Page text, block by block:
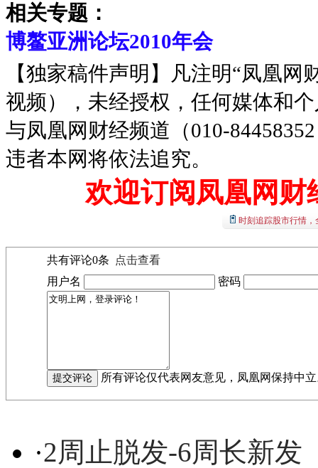
相关专题：
博鳌亚洲论坛2010年会
【独家稿件声明】凡注明“凤凰
视频），未经授权，任何媒体和
与凤凰网财经频道（010-
违者本网将依法追究。
欢迎订阅凤凰网财
时刻追踪股市行情
共有评论0条
点击查看
用户名
密码
所有评论仅代表网友意见，凤凰网保持中
·2周止脱发-6周长新发